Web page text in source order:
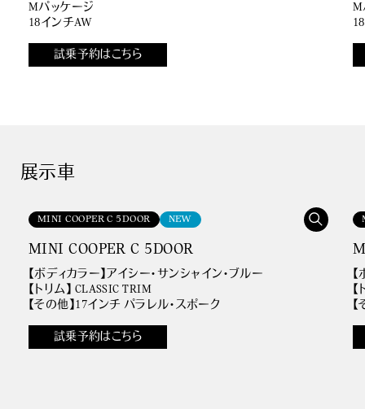
Mパッケージ
18インチAW
試乗予約はこちら
M
展示車
MINI COOPER C 5DOOR NEW
MINI COOPER C 5DOOR
【ボディカラー】アイシー・サンシャイン・ブルー
【トリム】 CLASSIC TRIM
【その他】17インチ パラレル・スポーク
試乗予約はこちら